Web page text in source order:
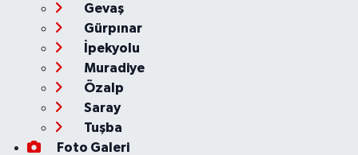
Gevaş
Gürpınar
İpekyolu
Muradiye
Özalp
Saray
Tuşba
Foto Galeri